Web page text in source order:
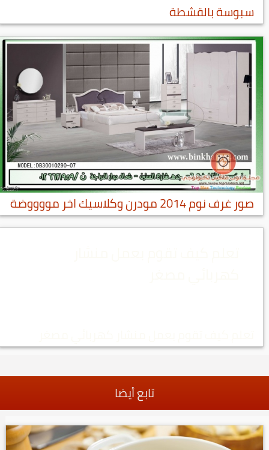
سبوسة بالقشطة
صور غرف نوم 2014 مودرن وكلاسيك اخر مووووضة
تعلم كيف تقوم بعمل منشار كهربائي مصغر
تابع أيضا